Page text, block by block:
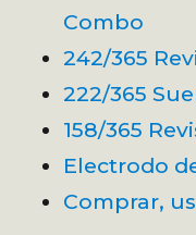
Combo
242/365
222/365
158/365
Electrodo
Comprar,